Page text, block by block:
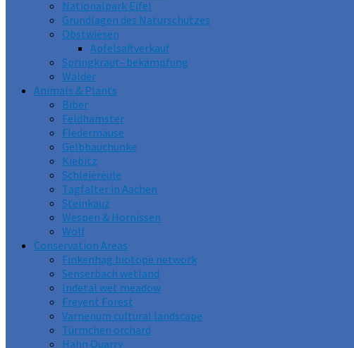
Nationalpark Eifel
Grundlagen des Naturschutzes
Obstwiesen
Apfelsaftverkauf
Springkraut- bekämpfung
Wälder
Animals & Plants
Biber
Feldhamster
Fledermäuse
Gelbbauchunke
Kiebitz
Schleiereule
Tagfalter in Aachen
Steinkauz
Wespen & Hornissen
Wolf
Conservation Areas
Finkenhag biotope network
Senserbach wetland
Indetal wet meadow
Freyent Forest
Varnenum cultural landscape
Türmchen orchard
Hahn Quarry